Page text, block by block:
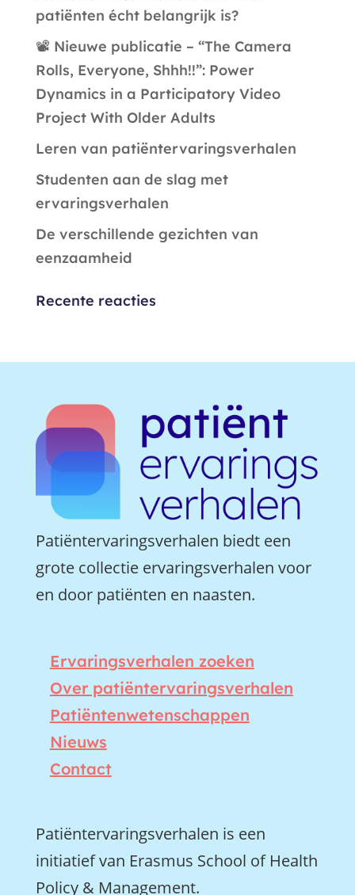
patiënten écht belangrijk is?
📽️ Nieuwe publicatie – “The Camera
Rolls, Everyone, Shhh!!”: Power
Dynamics in a Participatory Video
Project With Older Adults
Leren van patiëntervaringsverhalen
Studenten aan de slag met
ervaringsverhalen
De verschillende gezichten van
eenzaamheid
Recente reacties
Patiëntervaringsverhalen biedt een
grote collectie ervaringsverhalen voor
en door patiënten en naasten.
Ervaringsverhalen zoeken
Over patiëntervaringsverhalen
Patiëntenwetenschappen
Nieuws
Contact
Patiëntervaringsverhalen is een
initiatief van Erasmus School of Health
Policy & Management.